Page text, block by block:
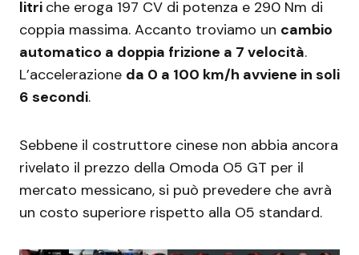
litri che eroga 197 CV di potenza e 290 Nm di
coppia massima. Accanto troviamo un cambio
automatico a doppia frizione a 7 velocità.
L’accelerazione da 0 a 100 km/h avviene in soli
6 secondi.
Sebbene il costruttore cinese non abbia ancora
rivelato il prezzo della Omoda O5 GT per il
mercato messicano, si può prevedere che avrà
un costo superiore rispetto alla O5 standard.